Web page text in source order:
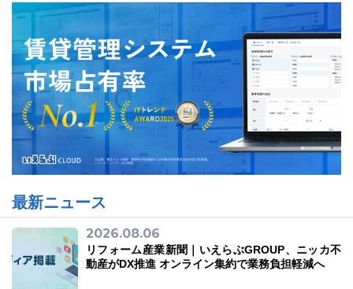
ニュース一覧 資料ダウンロード
サービス一覧 プラン
最新ニュース
2026.08.06
リフォーム産業新聞｜いえらぶGROUP、ニッカ不
動産がDX推進 オンライン集約で業務負担軽減へ